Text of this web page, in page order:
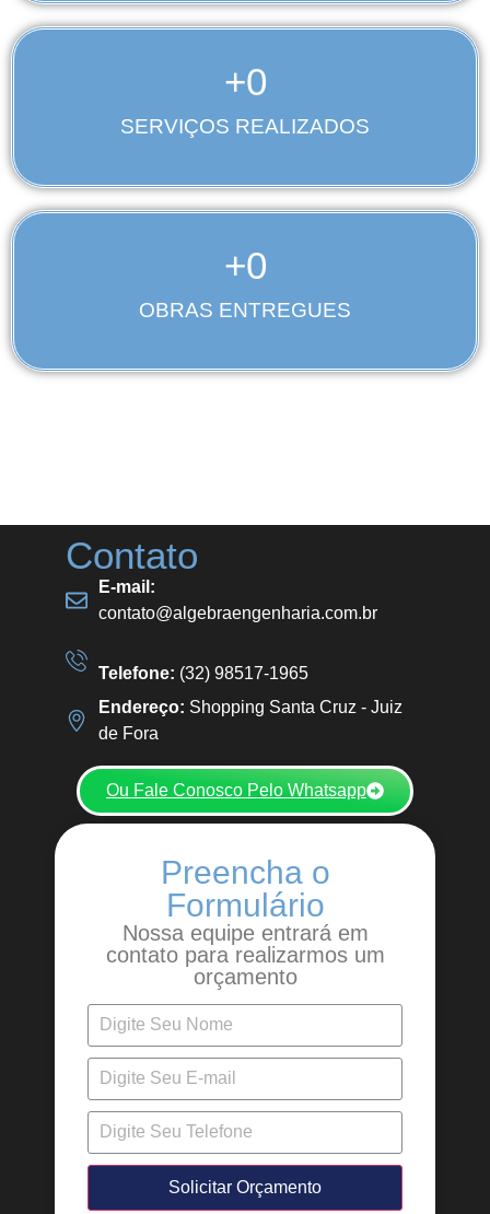
SERVIÇOS REALIZADOS
+0
OBRAS ENTREGUES
+0
Contato
E-mail:
contato@algebraengenharia.com.br
Telefone: (32) 98517-1965
Endereço: Shopping Santa Cruz - Juiz
de Fora
Ou Fale Conosco Pelo Whatsapp
Nos acompanhe nas redes sociais:
Preencha o
Formulário
Nossa equipe entrará em
contato para realizarmos um
orçamento
Solicitar Orçamento